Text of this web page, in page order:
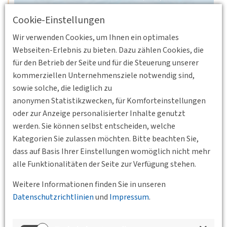
Cookie-Einstellungen
Wir verwenden Cookies, um Ihnen ein optimales
Webseiten-Erlebnis zu bieten. Dazu zählen Cookies, die
für den Betrieb der Seite und für die Steuerung unserer
kommerziellen Unternehmensziele notwendig sind,
sowie solche, die lediglich zu
anonymen Statistikzwecken, für Komforteinstellungen
oder zur Anzeige personalisierter Inhalte genutzt
werden. Sie können selbst entscheiden, welche
Kategorien Sie zulassen möchten. Bitte beachten Sie,
dass auf Basis Ihrer Einstellungen womöglich nicht mehr
alle Funktionalitäten der Seite zur Verfügung stehen.
Weitere Informationen finden Sie in unseren
Datenschutzrichtlinienund Impressum.
04.12.2025 17:00
Online
BV Mitteldeutschland
Buchungs-und Dispositionssoftware für On-
Demand-Verkehre
Nachhaltige Intelligente Mobilität: Zukunft
Bedarfsverkehre: Online-Ringvorlesung der
Netzwerkinitiative Intelligente Mobilität (NIIMO) in
Zusammenarbeit mit dem Studienfeld…
Weiterlesen